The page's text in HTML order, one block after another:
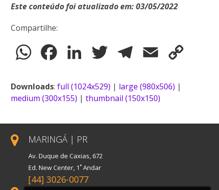
Este conteúdo foi atualizado em: 03/05/2022
Compartilhe:
WhatsAppFacebookLinkedIn Twitter TelegramEmail
Downloads:full (1024x529) | large (980x506) |
medium (300x155) |thumbnail (150x150)
MARINGÁ | PR
Av. Duque de Caxias, 672
Ed. New Center, 1˚ Andar
[44] 3026-0077